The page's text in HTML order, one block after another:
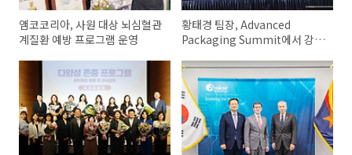
앰코코리아, 사원 대상 뇌심혈관
계질환 예방 프로그램 운영
황태경 팀장, Advanced
Packaging Summit에서 강연